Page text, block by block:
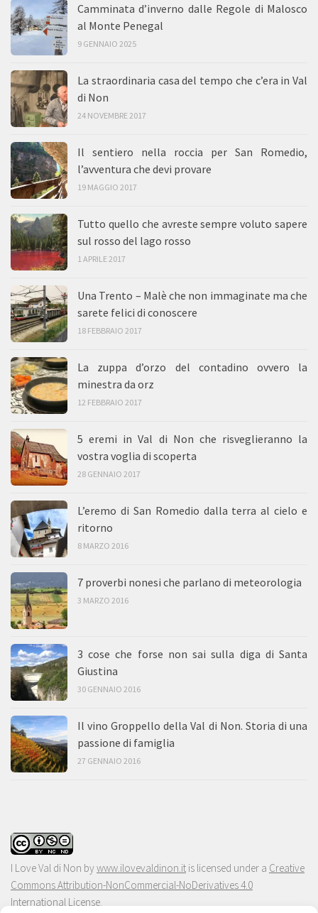
Camminata d’inverno dalle Regole di Malosco
al Monte Penegal
9 GENNAIO 2025
La straordinaria casa del tempo che c’era in Val
di Non
24 NOVEMBRE 2017
Il sentiero nella roccia per San Romedio,
l’avventura che devi provare
19 MAGGIO 2017
Tutto quello che avreste sempre voluto sapere
sul rosso del lago rosso
1 APRILE 2017
Una Trento – Malè che non immaginate ma che
sarete felici di conoscere
18 FEBBRAIO 2017
La zuppa d’orzo del contadino ovvero la
minestra da orz
12 FEBBRAIO 2017
5 eremi in Val di Non che risveglieranno la
vostra voglia di scoperta
28 GENNAIO 2017
L’eremo di San Romedio dalla terra al cielo e
ritorno
8 MARZO 2016
7 proverbi nonesi che parlano di meteorologia
3 MARZO 2016
3 cose che forse non sai sulla diga di Santa
Giustina
30 GENNAIO 2016
Il vino Groppello della Val di Non. Storia di una
passione di famiglia
27 GENNAIO 2016
I Love Val di Non bywww.ilovevaldinon.it is licensed under a Creative
Commons Attribution-NonCommercial-NoDerivatives 4.0
International License